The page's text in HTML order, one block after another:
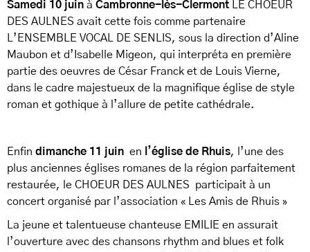
Samedi 10 juin à Cambronne-l ès-Clermont LE CHOEUR
DES AULNES avait cette fois comme partenaire
L’ENSEMBLE VOCAL DE SENLIS, sous la direction d’Aline
Maubon et d’Isabelle Migeon, qui interpréta en première
partie des oeuvres de César Franck et de Louis Vierne,
dans le cadre majestueux de la magnifique église de style
roman et gothique à l’allure de petite cathédrale.
Enfin dimanche 11 juin en l’église de Rhuis, l’une des
plus anciennes églises romanes de la région parfaitement
restaurée, le CHOEUR DES AULNES participait à un
concert organisé par l’association « Les Amis de Rhuis »
La jeune et talentueuse chanteuse EMILIE en assurait
l’ouverture avec des chansons rhythm and blues et folk